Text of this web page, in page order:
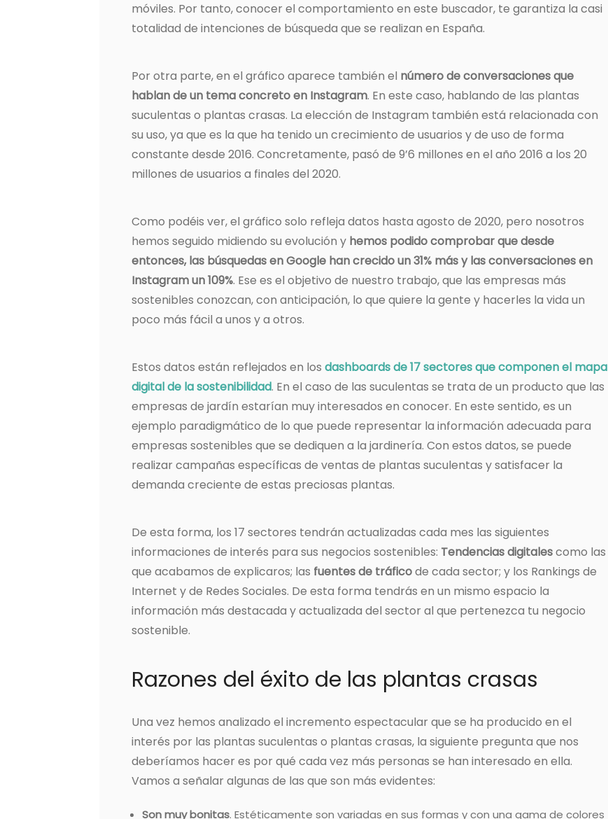
móviles. Por tanto, conocer el comportamiento en este buscador, te garantiza la casi
totalidad de intenciones de búsqueda que se realizan en España.
Por otra parte, en el gráfico aparece también el número de conversaciones que
hablan de un tema concreto en Instagram. En este caso, hablando de las plantas
suculentas o plantas crasas. La elección de Instagram también está relacionada con
su uso, ya que es la que ha tenido un crecimiento de usuarios y de uso de forma
constante desde 2016. Concretamente, pasó de 9’6 millones en el año 2016 a los 20
millones de usuarios a finales del 2020.
Como podéis ver, el gráfico solo refleja datos hasta agosto de 2020, pero nosotros
hemos seguido midiendo su evolución y hemos podido comprobar que desde
entonces, las búsquedas en Google han crecido un 31% más y las conversaciones en
Instagram un 109%. Ese es el objetivo de nuestro trabajo, que las empresas más
sostenibles conozcan, con anticipación, lo que quiere la gente y hacerles la vida un
poco más fácil a unos y a otros.
Estos datos están reflejados en los dashboards de 17 sectores que componen el mapa
digital de la sostenibilidad. En el caso de las suculentas se trata de un producto que las
empresas de jardín estarían muy interesados en conocer. En este sentido,es un
ejemplo paradigmático de lo que puede representar la información adecuada para
empresas sostenibles que se dediquen a la jardinería. Con estos datos, se puede
realizar campañas específicas de ventas de plantas suculentas y satisfacer la
demanda creciente de estas preciosas plantas.
De esta forma, los 17 sectores tendrán actualizadas cada mes las siguientes
informaciones de interés para sus negocios sostenibles: Tendencias digitalescomo las
que acabamos de explicaros; las fuentes de tráficode cada sector; y los Rankings de
Internet y de Redes Sociales. De esta forma tendrás en un mismo espacio la
información más destacada y actualizada del sector al que pertenezca tu negocio
sostenible.
Razones del éxito de las plantas crasas
Una vez hemos analizado el incremento espectacular que se ha producido en el
interés por las plantas suculentas o plantas crasas, la siguiente pregunta que nos
deberíamos hacer es por qué cada vez más personas se han interesado en ella.
Vamos a señalar algunas de las que son más evidentes:
Son muy bonitas. Estéticamente son variadas en sus formas y con una gama de colores